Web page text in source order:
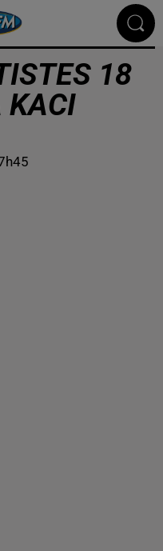
18
KACI